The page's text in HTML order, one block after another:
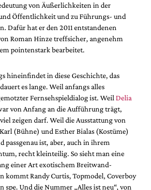
von Äußerlichkeiten in der
Öffentlichkeit und zu Führungs- und
Dafür hat er den 2011 entstandenen
Roman Hinze treffsicher, angenehm
pointenstark bearbeitet.
hineinfindet in diese Geschichte, das
es lange. Weil anfangs alles
Fernsehspieldialog ist. Weil Delia
von Anfang an die Aufführung trägt,
zeigen darf. Weil die Ausstattung von
(Bühne) und Esther Bialas (Kostüme)
passgenau ist, aber, auch in ihrem
recht kleinteilig. So sieht man eine
einer Art exotischem Breitwand-
kommt Randy Curtis, Topmodel, Coverboy
spe. Und die Nummer „Alles ist neu“, von